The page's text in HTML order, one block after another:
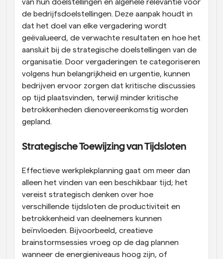
van hun doelstellingen en algehele relevantie voor
de bedrijfsdoelstellingen. Deze aanpak houdt in
dat het doel van elke vergadering wordt
geëvalueerd, de verwachte resultaten en hoe het
aansluit bij de strategische doelstellingen van de
organisatie. Door vergaderingen te categoriseren
volgens hun belangrijkheid en urgentie, kunnen
bedrijven ervoor zorgen dat kritische discussies
op tijd plaatsvinden, terwijl minder kritische
betrokkenheden dienovereenkomstig worden
gepland.
Strategische Toewijzing van Tijdsloten
Effectieve werkplekplanning gaat om meer dan
alleen het vinden van een beschikbaar tijd; het
vereist strategisch denken over hoe
verschillende tijdsloten de productiviteit en
betrokkenheid van deelnemers kunnen
beïnvloeden. Bijvoorbeeld, creatieve
brainstormsessies vroeg op de dag plannen
wanneer de energieniveaus hoog zijn, of